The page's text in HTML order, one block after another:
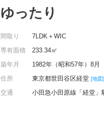
ゆったり
間取り
7LDK＋WIC
専有面積
233.34㎡
築年月
1982年（昭和57年）8月
住所
東京都世田谷区経堂 [地図]
交通 小田急小田原線「経堂」